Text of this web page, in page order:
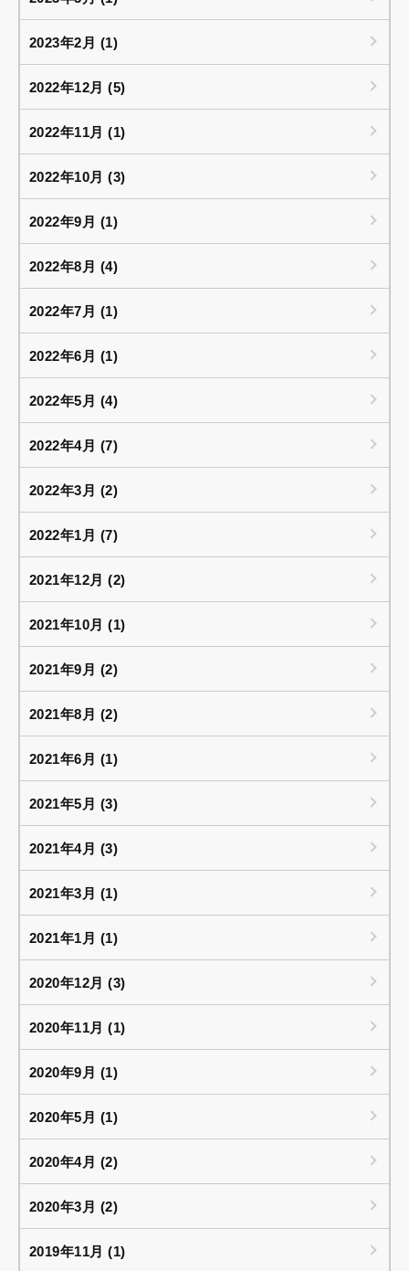
2023年2月 (1)
2022年12月 (5)
2022年11月 (1)
2022年10月 (3)
2022年9月 (1)
2022年8月 (4)
2022年7月 (1)
2022年6月 (1)
2022年5月 (4)
2022年4月 (7)
2022年3月 (2)
2022年1月 (7)
2021年12月 (2)
2021年10月 (1)
2021年9月 (2)
2021年8月 (2)
2021年6月 (1)
2021年5月 (3)
2021年4月 (3)
2021年3月 (1)
2021年1月 (1)
2020年12月 (3)
2020年11月 (1)
2020年9月 (1)
2020年5月 (1)
2020年4月 (2)
2020年3月 (2)
2019年11月 (1)